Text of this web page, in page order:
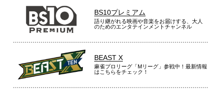
BS10プレミアム
語り継がれる映画や音楽をお届けする、大人
のためのエンタテインメントチャンネル
BEAST X
麻雀プロリーグ「Mリーグ」参戦中！最新情報
はこちらをチェック！